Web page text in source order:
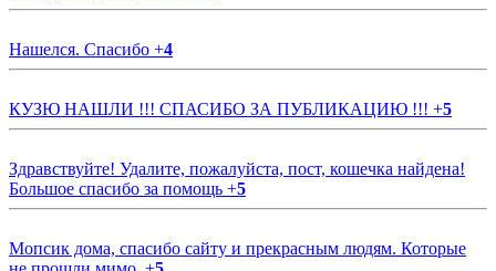
Нашелся. Спасибо +4
КУЗЮ НАШЛИ !!! СПАСИБО ЗА ПУБЛИКАЦИЮ !!! +5
Здравствуйте! Удалите, пожалуйста, пост, кошечка найдена!
Большое спасибо за помощь +5
Мопсик дома, спасибо сайту и прекрасным людям. Которые